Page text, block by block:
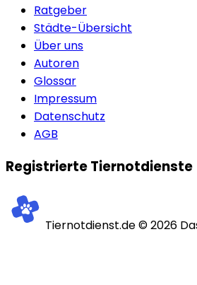
Ratgeber
Städte-Übersicht
Über uns
Autoren
Glossar
Impressum
Datenschutz
AGB
Registrierte Tiernotdienste
Tiernotdienst.de ©2026